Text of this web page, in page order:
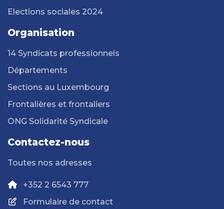
Elections sociales 2024
Organisation
14 Syndicats professionnels
Départements
Sections au Luxembourg
Frontalières et frontaliers
ONG Solidarité Syndicale
Contactez-nous
Toutes nos adresses
+352 2 6543 777
Formulaire de contact